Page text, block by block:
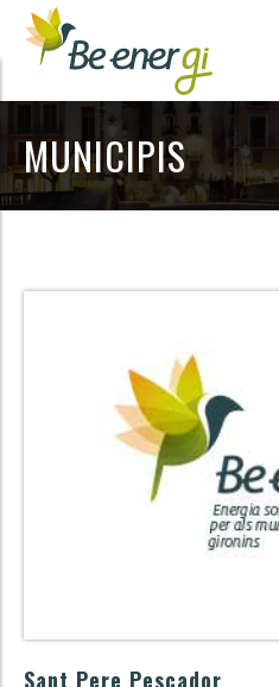
MUNICIPIS
Sant Pere Pescador